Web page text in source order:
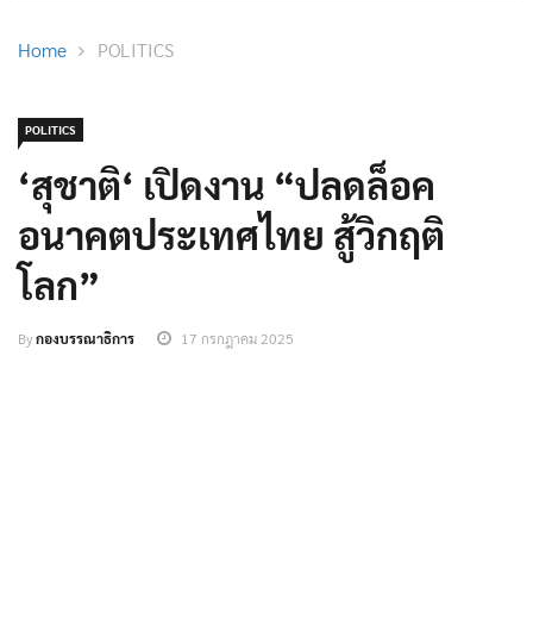
Home POLITICS
POLITICS
‘สุชาติ‘ เปิดงาน “ปลดล็อค
อนาคตประเทศไทย สู้วิกฤติ
โลก”
Byกองบรรณาธิการ 17 กรกฎาคม 2025